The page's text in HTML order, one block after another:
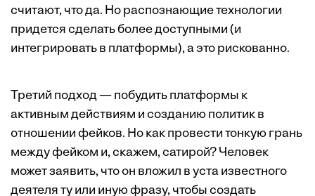
считают, что да. Но распознающие технологии
придется сделать более доступными (и
интегрировать в платформы), а это рискованно.
Третий подход — побудить платформы к
активным действиям и созданию политик в
отношении фейков. Но как провести тонкую грань
между фейком и, скажем, сатирой? Человек
может заявить, что он вложил в уста известного
деятеля ту или иную фразу, чтобы создать